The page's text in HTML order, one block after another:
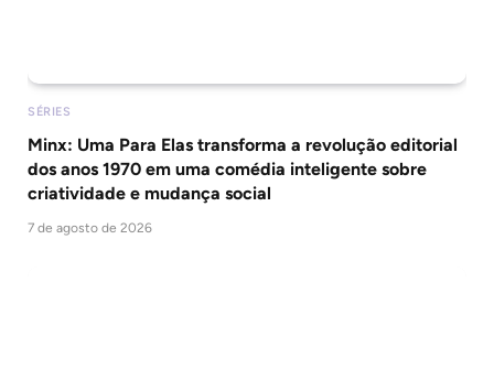
SÉRIES
Minx: Uma Para Elas transforma a revolução editorial
dos anos 1970 em uma comédia inteligente sobre
criatividade e mudança social
7 de agosto de 2026